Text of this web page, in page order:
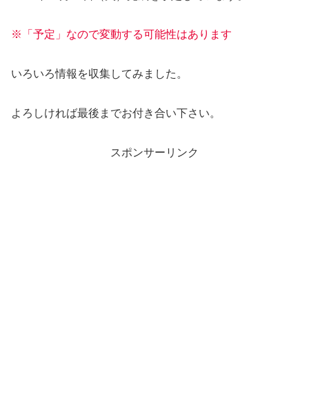
※「予定」なので変動する可能性はあります
いろいろ情報を収集してみました。
よろしければ最後までお付き合い下さい。
スポンサーリンク